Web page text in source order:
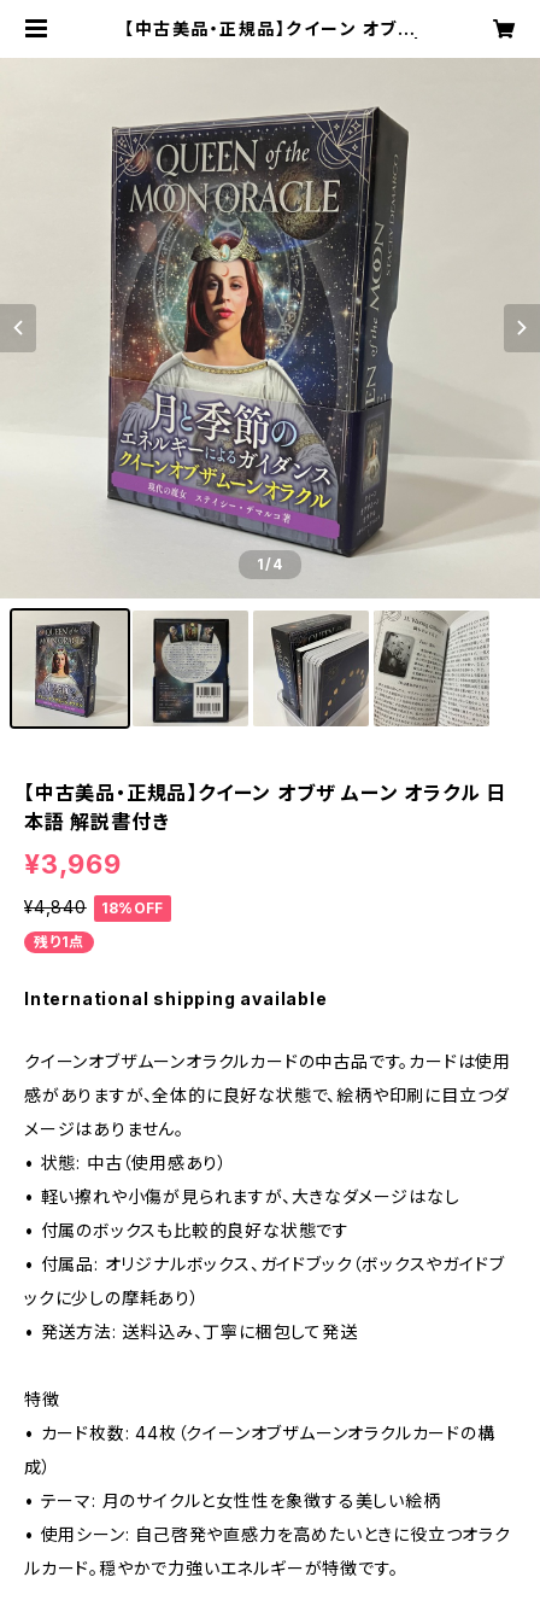
【中古美品・正規品】クイーン オブザ
1/4
【中古美品・正規品】クイーン オブザ ムーン オラクル 日
本語 解説書付き
¥3,969
¥4,840
18%OFF
残り1点
International shipping available
クイーンオブザムーンオラクルカードの中古品です。カードは使用
感がありますが、全体的に良好な状態で、絵柄や印刷に目立つダ
メージはありません。
• 状態: 中古（使用感あり）
• 軽い擦れや小傷が見られますが、大きなダメージはなし
• 付属のボックスも比較的良好な状態です
• 付属品: オリジナルボックス、ガイドブック（ボックスやガイドブ
ックに少しの摩耗あり）
• 発送方法: 送料込み、丁寧に梱包して発送
特徴
• カード枚数: 44枚（クイーンオブザムーンオラクルカードの構
成）
• テーマ: 月のサイクルと女性性を象徴する美しい絵柄
• 使用シーン: 自己啓発や直感力を高めたいときに役立つオラク
ルカード。穏やかで力強いエネルギーが特徴です。